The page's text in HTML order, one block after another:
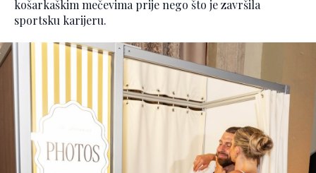
košarkaškim mečevima prije nego što je završila
sportsku karijeru.